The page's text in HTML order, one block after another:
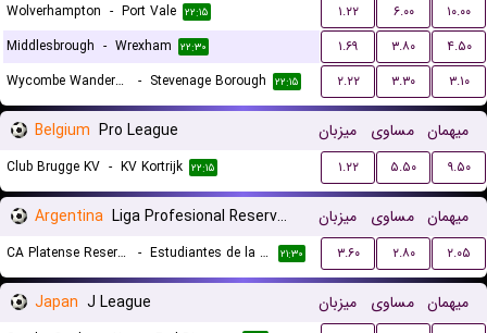
Wolverhampton - Port Vale ۲۲:۱۵ ۱.۲۲ ۶.۰۰
۱۰.۰۰
Middlesbrough - Wrexham ۲۲:۳۰ ۱.۶۹ ۳.۸۰
۴.۵۰
Wycombe Wanderers
- Stevenage Borough ۲۲:۱۵ ۲.۲۲ ۳.۳۰ ۳.۱۰
Belgium Pro League میزبان مساوی میهمان
Club Brugge KV - KV Kortrijk ۲۲:۱۵ ۱.۲۲ ۵.۵۰ ۹.۵۰
Argentina Liga Profesional Reserves میزبان مساوی میهمان
CA Platense Reserves - Estudiantes de la Plata Reserves ۲۱:۳۰ ۳.۶۰ ۲.۸۰ ۲.۰۵
Japan J League میزبان مساوی میهمان